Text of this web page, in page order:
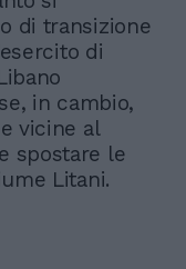
di transizione
di
in cambio,
vicine al
spostare le
Litani.